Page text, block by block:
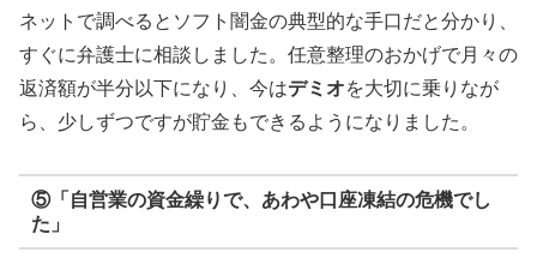
ネットで調べるとソフト闇金の典型的な手口だと分かり、
すぐに弁護士に相談しました。任意整理のおかげで月々の
返済額が半分以下になり、今はデミオを大切に乗りなが
ら、少しずつですが貯金もできるようになりました。
⑤「自営業の資金繰りで、あわや口座凍結の危機でし
た」